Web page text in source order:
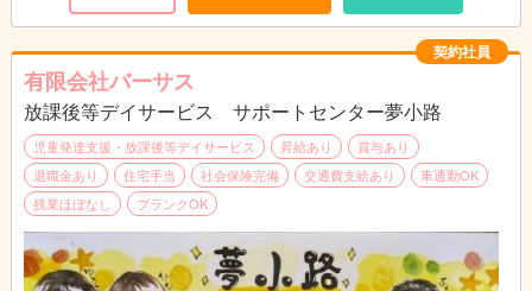
契約社員
有限会社バーサス
放課後等デイサービス サポートセンター夢小路
児童発達支援・放課後等デイサービス 昇給あり
賞与あり
退職金あり
住宅手当 社会保険完備 交通費支給あり
車通勤OK
残業ほぼなし
ブランクOK